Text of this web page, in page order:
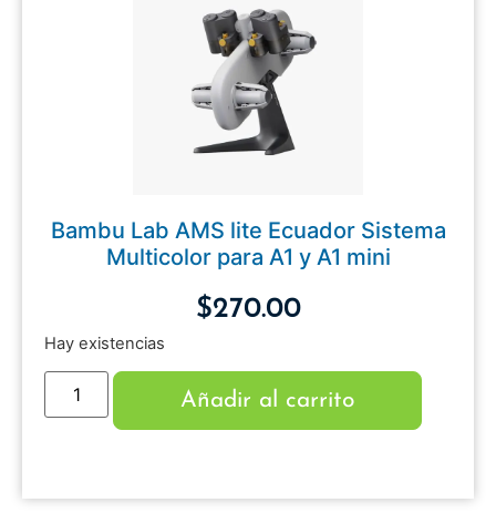
Bambu Lab AMS lite Ecuador Sistema
Multicolor para A1 y A1 mini
$270.00
Hay existencias
Añadir al carrito